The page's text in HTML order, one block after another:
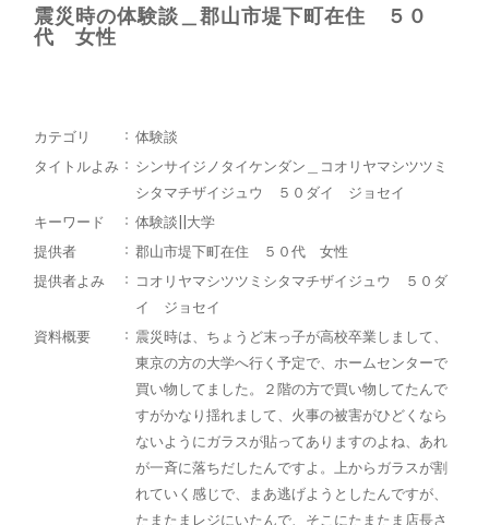
震災時の体験談＿郡山市堤下町在住 ５０
代 女性
カテゴリ
体験談
タイトルよみ
シンサイジノタイケンダン＿コオリヤマシツツミ
シタマチザイジュウ ５０ダイ ジョセイ
キーワード
体験談||大学
提供者
郡山市堤下町在住 ５０代 女性
提供者よみ
コオリヤマシツツミシタマチザイジュウ ５０ダ
イ ジョセイ
資料概要
震災時は、ちょうど末っ子が高校卒業しまして、
東京の方の大学へ行く予定で、ホームセンターで
買い物してました。２階の方で買い物してたんで
すがかなり揺れまして、火事の被害がひどくなら
ないようにガラスが貼ってありますのよね、あれ
が一斉に落ちだしたんですよ。上からガラスが割
れていく感じで、まあ逃げようとしたんですが、
たまたまレジにいたんで、そこにたまたま店長さ